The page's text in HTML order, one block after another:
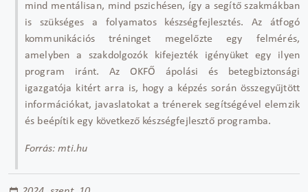
mind mentálisan, mind pszichésen, így a segítő szakmákban
is szükséges a folyamatos készségfejlesztés. Az átfogó
kommunikációs tréninget megelőzte egy felmérés,
amelyben a szakdolgozók kifejezték igényüket egy ilyen
program iránt. Az OKFŐ ápolási és betegbiztonsági
igazgatója kitért arra is, hogy a képzés során összegyűjtött
információkat, javaslatokat a trénerek segítségével elemzik
és beépítik egy következő készségfejlesztő programba.
Forrás: mti.hu